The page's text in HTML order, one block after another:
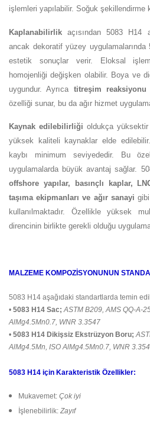
işlemleri yapılabilir. Soğuk şekillendirme
Kaplanabilirlik açısından 5083 H14
ancak dekoratif yüzey uygulamalarında
estetik sonuçlar verir. Eloksal
homojenliği değişken olabilir. Boya ve
uygundur. Ayrıca titreşim reaksiyonu
özelliği sunar, bu da ağır hizmet
Kaynak edilebilirliği oldukça
yüksek kaliteli kaynaklar elde
kaybı minimum seviyededir. Bu
uygulamalarda büyük avantaj sağlar.
offshore yapılar, basınçlı kaplar,
taşıma ekipmanları ve ağır sanayi
kullanılmaktadır. Özellikle yüksek
direncinin birlikte gerekli olduğu
MALZEME KOMPOZİSYONUNUN
5083 H14 aşağıdaki standartlarda temin
• 5083 H14 Sac; ASTM B209, AMS QQ-A-
AlMg4.5Mn0.7, WNR 3.3547
• 5083 H14 Dikişsiz Ekstrüzyon Boru;
AlMg4.5Mn, ISO AlMg4.5Mn0.7, WNR
5083 H14 için Karakteristik Özellikler:
Mukavemet: Çok iyi
İşlenebilirlik: Zayıf